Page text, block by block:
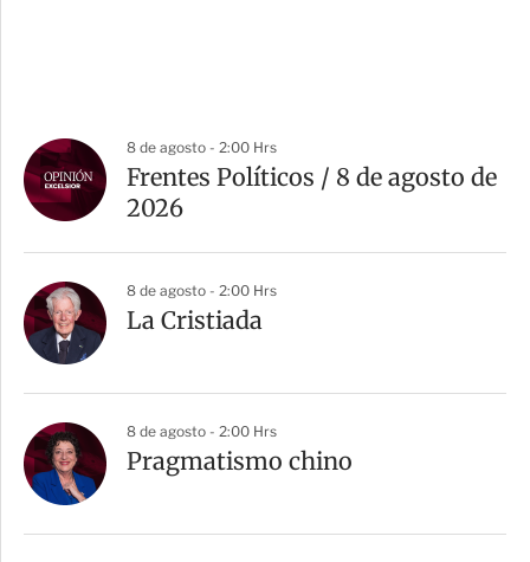
8 de agosto - 2:00 Hrs
Frentes Políticos / 8 de agosto de
2026
8 de agosto - 2:00 Hrs
La Cristiada
8 de agosto - 2:00 Hrs
Pragmatismo chino